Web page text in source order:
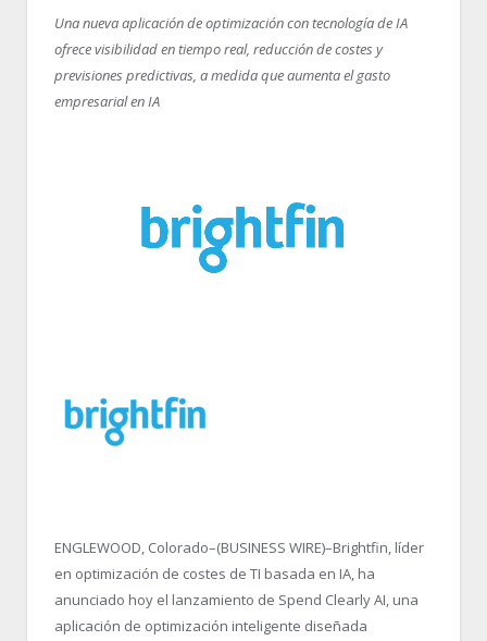
Una nueva aplicación de optimización con tecnología de IA
ofrece visibilidad en tiempo real, reducción de costes y
previsiones predictivas, a medida que aumenta el gasto
empresarial en IA
ENGLEWOOD, Colorado–(BUSINESS WIRE)–Brightfin, líder
en optimización de costes de TI basada en IA, ha
anunciado hoy el lanzamiento de Spend Clearly AI, una
aplicación de optimización inteligente diseñada